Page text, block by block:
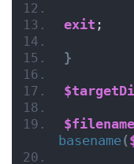
exit ;
}
$filename
basename(